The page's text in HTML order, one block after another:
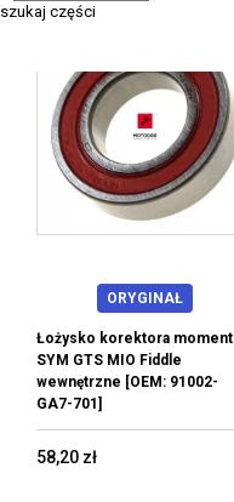
szukaj części
ORYGINAŁ
Łożysko korektora
SYM GTS MIO Fiddle
wewnętrzne [OEM: 91002-
GA7-701]
58,20 zł